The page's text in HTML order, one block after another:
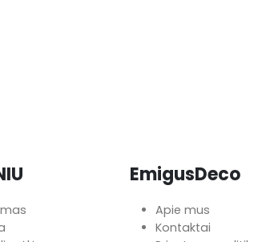
EmigusDeco
Apie mus
Kontaktai